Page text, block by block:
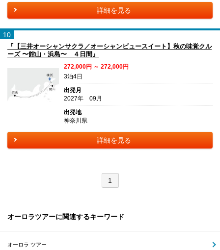
詳細を見る
10
『【三井オーシャンサクラ／オーシャンビュースイート】秋の味覚クル
ーズ 〜館山・浜島〜 ４日間』
272,000円 ～ 272,000円
3泊4日
出発月
2027年 09月
出発地
神奈川県
詳細を見る
1
オーロラツアーに関連するキーワード
オーロラ ツアー